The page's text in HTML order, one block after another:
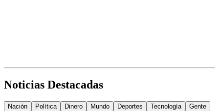
Noticias Destacadas
Nación Política Dinero Mundo Deportes Tecnología Gente